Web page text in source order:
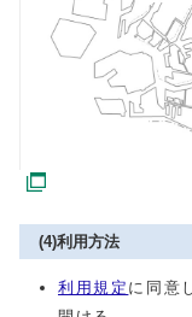
(4)利用方法
利用規定 に同意